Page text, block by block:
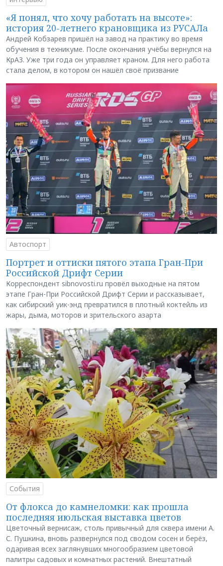
«Я понял, что хочу работать на высоте»:
история 20-летнего крановщика из РУСАЛа
Андрей Кобзарев пришёл на завод на практику во время
обучения в техникуме. После окончания учёбы вернулся на
КрАЗ. Уже три года он управляет краном. Для него работа
стала делом, в котором он нашёл своё призвание
Автоспорт
Портрет и оттиски пятого этапа Гран-При
Российской Дрифт Серии
Корреспондент sibnovosti.ru провёл выходные на пятом
этапе Гран-При Российской Дрифт Серии и рассказывает,
как сибирский уик-энд превратился в плотный коктейль из
жары, дыма, моторов и зрительского азарта
События
От флокса до камнеломки: как прошла
последняя июльская выставка цветов
Цветочный вернисаж, столь привычный для сквера имени А.
С. Пушкина, вновь развернулся под сводом сосен и берёз,
одаривая всех заглянувших многообразием цветовой
палитры садовых и комнатных растений. Внештатный